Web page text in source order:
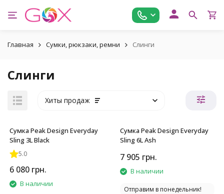
Главная Сумки, рюкзаки, ремни Слинги
Слинги
Хиты продаж
Сумка Peak Design Everyday
Sling 3L Black
5.0
6 080 грн.
В наличии
Сумка Peak Design Everyday
Sling 6L Ash
7 905 грн.
В наличии
Отправим в понедельник!